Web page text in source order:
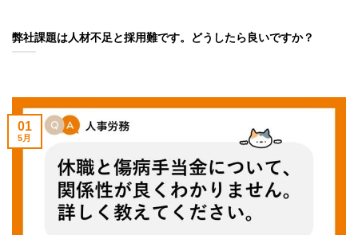
弊社課題は人材不足と採用難です。どうしたら良いですか？
01
5月